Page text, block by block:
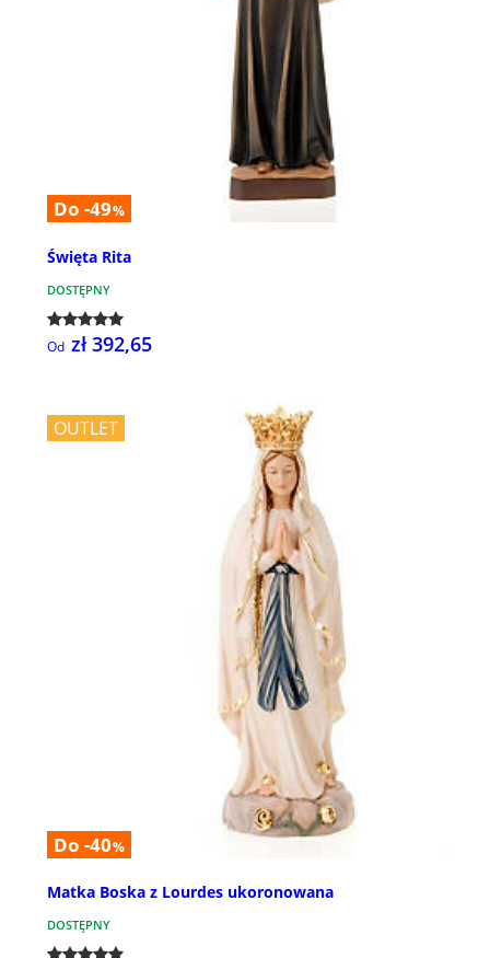
Do -49%
Święta Rita
DOSTĘPNY
Od zł 392,65
OUTLET
Do -40%
Matka Boska z Lourdes ukoronowana
DOSTĘPNY